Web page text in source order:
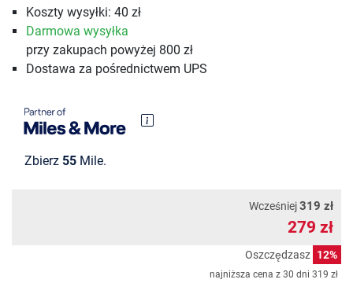
Koszty wysyłki: 40 zł
Darmowa wysyłka
przy zakupach powyżej 800 zł
Dostawa za pośrednictwem UPS
Zbierz 55 Mile.
Wcześniej319 zł
279 zł
Oszczędzasz 12%
najniższa cena z 30 dni 319 zł